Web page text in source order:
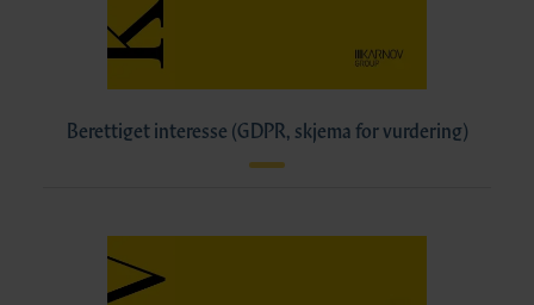
Berettiget interesse (GDPR, skjema for vurdering)